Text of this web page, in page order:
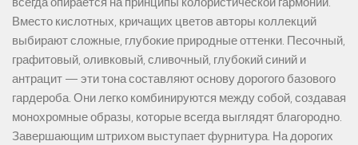
Вместо кислотных, кричащих цветов авторы коллекций
выбирают сложные, глубокие природные оттенки. Песочный,
графитовый, оливковый, сливочный, глубокий синий и
антрацит — эти тона составляют основу дорогого базового
гардероба. Они легко комбинируются между собой, создавая
монохромные образы, которые всегда выглядят благородно.
Завершающим штрихом выступает фурнитура. На дорогих